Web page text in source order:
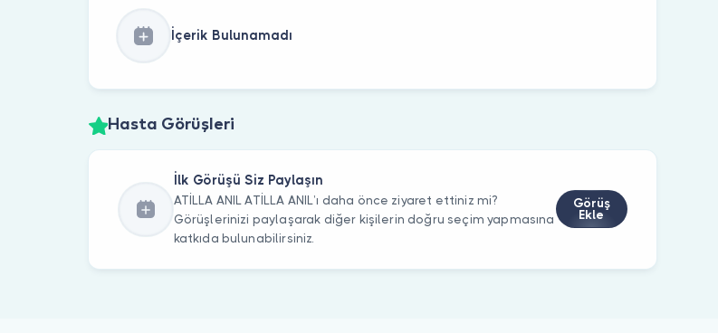
İçerik Bulunamadı
Hasta Görüşleri
İlk Görüşü Siz Paylaşın
ATİLLA ANIL ATİLLA ANIL’ı daha önce ziyaret ettiniz mi?
Görüşlerinizi paylaşarak diğer kişilerin doğru seçim yapmasına
katkıda bulunabilirsiniz.
Görüş
Ekle